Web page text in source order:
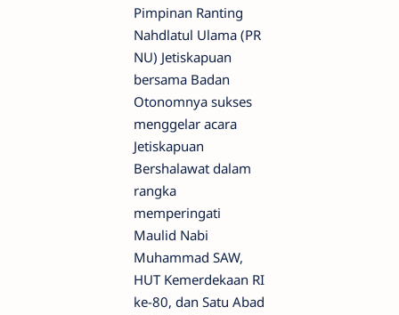
Pimpinan Ranting
Nahdlatul Ulama (PR
NU) Jetiskapuan
bersama Badan
Otonomnya sukses
menggelar acara
Jetiskapuan
Bershalawat dalam
rangka
memperingati
Maulid Nabi
Muhammad SAW,
HUT Kemerdekaan RI
ke-80, dan Satu Abad